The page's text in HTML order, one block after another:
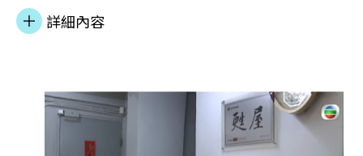
兩職的單親媽媽，她為女兒也積極面對，後來得家人
支持參加本會的「恒生青年前路探索計劃」，由零開
生。現在變成美容網店老闆的她，走過曲折的人生
路，期盼讓女兒過好生活。 由香港善導會主辦、恒生
銀行全力支持的「恒生青年前路探索計劃」致力回應
詳細內容